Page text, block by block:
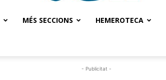
MÉS SECCIONS HEMEROTECA
- Publicitat -